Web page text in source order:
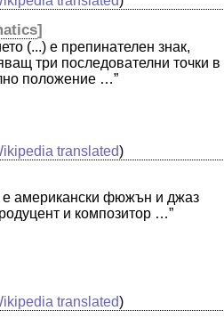
]
(...) е препинателен знак,
три последователни точки в
положение …”
translated)
е американски фюжън и джаз
и композитор …”
translated)